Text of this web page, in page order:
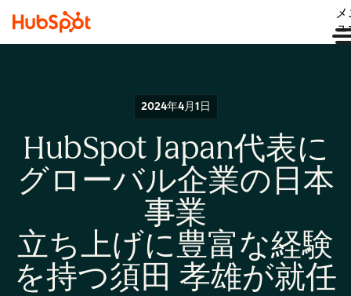
ュ
2024年4月1日
HubSpot Japan代表に
グローバル企業の日本
事業
立ち上げに豊富な経験
を持つ須田 孝雄が就任